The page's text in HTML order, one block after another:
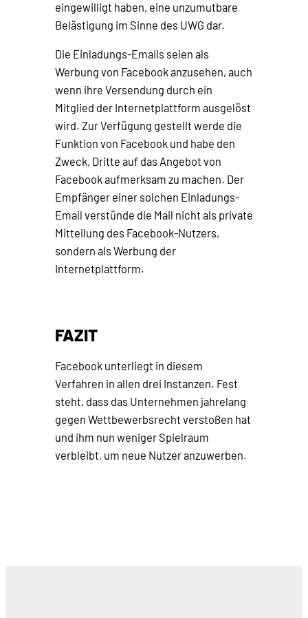
eingewilligt haben, eine unzumutbare
Belästigung im Sinne des UWG dar.
Die Einladungs-Emails seien als
Werbung von Facebook anzusehen, auch
wenn ihre Versendung durch ein
Mitglied der Internetplattform ausgelöst
wird. Zur Verfügung gestellt werde die
Funktion von Facebook und habe den
Zweck, Dritte auf das Angebot von
Facebook aufmerksam zu machen. Der
Empfänger einer solchen Einladungs-
Email verstünde die Mail nicht als private
Mitteilung des Facebook-Nutzers,
sondern als Werbung der
Internetplattform.
FAZIT
Facebook unterliegt in diesem
Verfahren in allen drei Instanzen. Fest
steht, dass das Unternehmen jahrelang
gegen Wettbewerbsrecht verstoßen hat
und ihm nun weniger Spielraum
verbleibt, um neue Nutzer anzuwerben.